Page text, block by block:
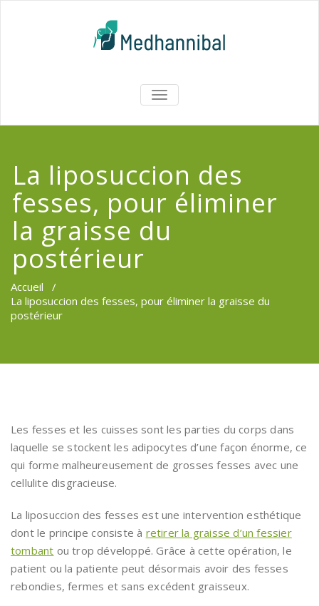
AFFICHER/MASQUER
LA
La liposuccion des
fesses, pour éliminer
la graisse du
postérieur
Accueil /
La liposuccion des fesses, pour éliminer la graisse du
postérieur
Les fesses et les cuisses sont les parties du corps dans
laquelle se stockent les adipocytes d’une façon énorme, ce
qui forme malheureusement de grosses fesses avec une
cellulite disgracieuse.
La liposuccion des fesses est une intervention esthétique
dont le principe consiste à retirer la graisse d’un fessier
tombant ou trop développé. Grâce à cette opération, le
patient ou la patiente peut désormais avoir des fesses
rebondies, fermes et sans excédent graisseux.